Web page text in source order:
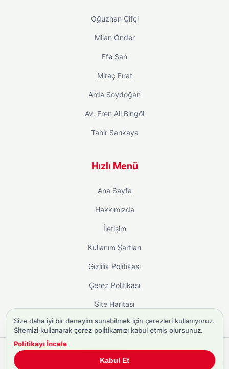
Oğuzhan Çifçi
Milan Önder
Efe Şan
Miraç Fırat
Arda Soydoğan
Av. Eren Ali Bingöl
Tahir Sarıkaya
Hızlı Menü
Ana Sayfa
Hakkımızda
İletişim
Kullanım Şartları
Gizlilik Politikası
Çerez Politikası
Site Haritası
Türkiye'ninBiyografi Sitesi
Size daha iyi bir deneyim sunabilmek için çerezleri kullanıyoruz.
Sitemizi kullanarak çerez politikamızı kabul etmiş olursunuz.
Politikayı İncele
Kabul Et